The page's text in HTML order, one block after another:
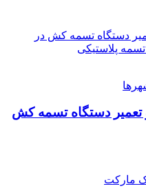
و تعمیر دستگاه تسمه کش
مارکت